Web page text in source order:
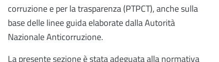
corruzione e per la trasparenza (PTPCT), anche sulla
base delle linee guida elaborate dalla Autorità
Nazionale Anticorruzione.
La presente sezione è stata adeguata alla normativa